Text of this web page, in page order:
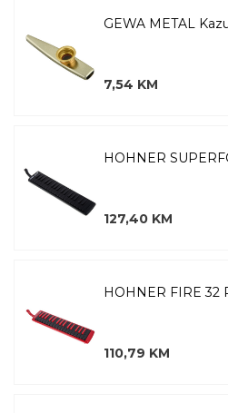
GEWA METAL
7,54 KM
HOHNER
127,40 KM
HOHNER FIRE 32
110,79 KM